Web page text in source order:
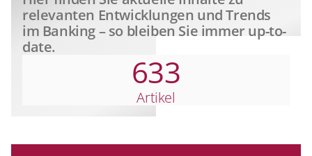
relevanten Entwicklungen und Trends
im Banking – so bleiben Sie immer up-to-
date.
633
Artikel